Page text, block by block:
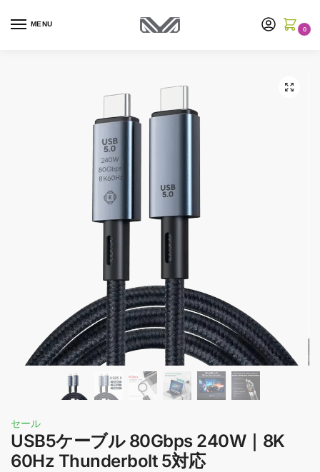
MENU
0
セール
USB5ケーブル 80Gbps 240W｜8K
60Hz Thunderbolt 5対応